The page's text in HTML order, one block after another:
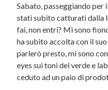
Sabato, passeggiando per
stati subito catturati dalla
fai, non entri? Mi sono
ha subito accolta con il
parlerò presto, mi sono
eyes sui toni del verde e
ceduto ad un paio di